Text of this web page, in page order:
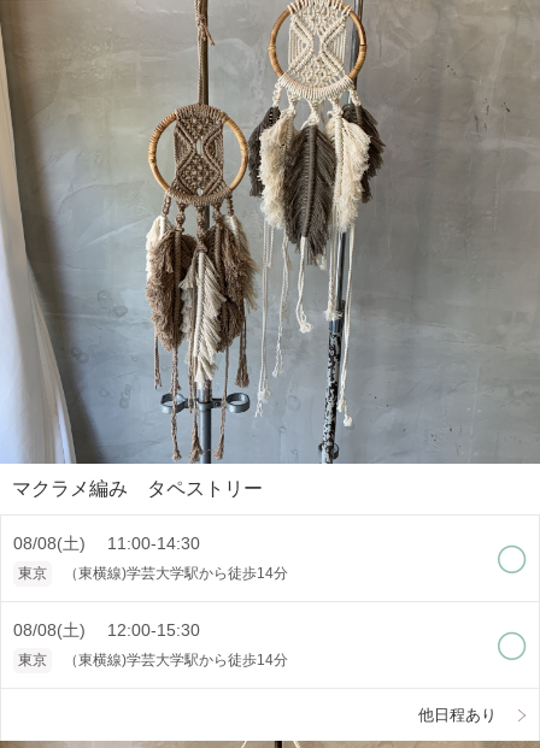
マクラメ編み タペストリー
08/08(土) 11:00-14:30
東京 （東横線)学芸大学駅から徒歩14分
08/08(土) 12:00-15:30
東京 （東横線)学芸大学駅から徒歩14分
他日程あり